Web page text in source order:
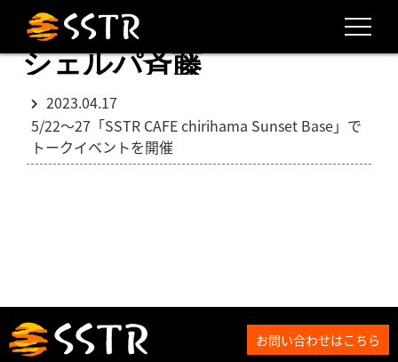
シェルパ斉藤
2023.04.17
5/22～27「SSTR CAFE chirihama Sunset Base」で
トークイベントを開催
お問い合わせはこちら